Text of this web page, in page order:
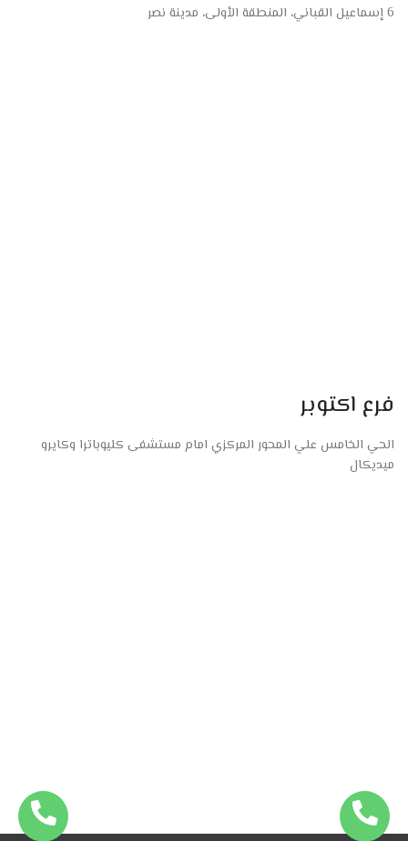
6 إسماعيل القباني، المنطقة الأولى، مدينة نصر
فرع اكتوبر
الحي الخامس علي المحور المركزي امام مستشفى كليوباترا وكايرو
ميديكال